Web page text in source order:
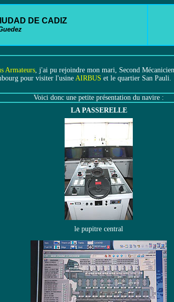
DE CADIZ
Armateurs, j'ai pu rejoindre mon mari, Second
pour visiter l'usine AIRBUS et le quartier San
Voici donc une petite présentation du navire :
LA PASSERELLE
le pupitre central